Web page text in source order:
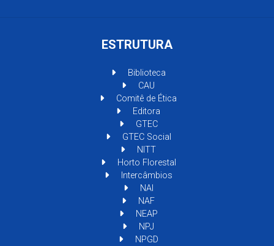
ESTRUTURA
Biblioteca
CAU
Comitê de Ética
Editora
GTEC
GTEC Social
NITT
Horto Florestal
Intercâmbios
NAI
NAF
NEAP
NPJ
NPGD